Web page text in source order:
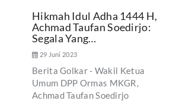
Hikmah Idul Adha 1444 H,
Achmad Taufan Soedirjo:
Segala Yang…
29 Juni 2023
Berita Golkar - Wakil Ketua
Umum DPP Ormas MKGR,
Achmad Taufan Soedirjo